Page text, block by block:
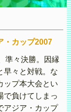
・カップ2007
準々決勝。因縁
早々と対戦。な
ップ本大会とい
で負けてしまっ
アジア・カップ